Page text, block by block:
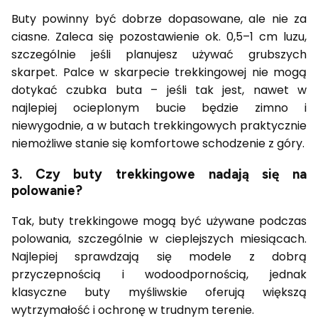
Buty powinny być dobrze dopasowane, ale nie za
ciasne. Zaleca się pozostawienie ok. 0,5–1 cm luzu,
szczególnie jeśli planujesz używać grubszych
skarpet. Palce w skarpecie trekkingowej nie mogą
dotykać czubka buta – jeśli tak jest, nawet w
najlepiej ocieplonym bucie będzie zimno i
niewygodnie, a w butach trekkingowych praktycznie
niemożliwe stanie się komfortowe schodzenie z góry.
3. Czy buty trekkingowe nadają się na
polowanie?
Tak, buty trekkingowe mogą być używane podczas
polowania, szczególnie w cieplejszych miesiącach.
Najlepiej sprawdzają się modele z dobrą
przyczepnością i wodoodpornością, jednak
klasyczne buty myśliwskie oferują większą
wytrzymałość i ochronę w trudnym terenie.